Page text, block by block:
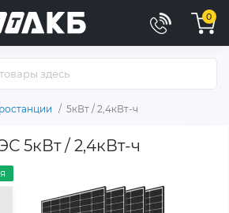
0
5кВт / 2,4кВт-ч
5кВт / 2,4кВт-ч